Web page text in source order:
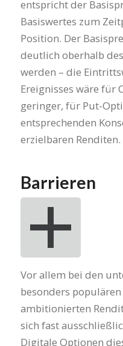
entspricht der
Basiswertes zum
Position. Der
deutlich oberhalb
werden – die
Ereignisses wäre für
geringer, für Put-
entsprechenden
erzielbaren Renditen.
Barrieren
Vor allem bei den
besonders
ambitionierten
sich fast
Digitale Optionen